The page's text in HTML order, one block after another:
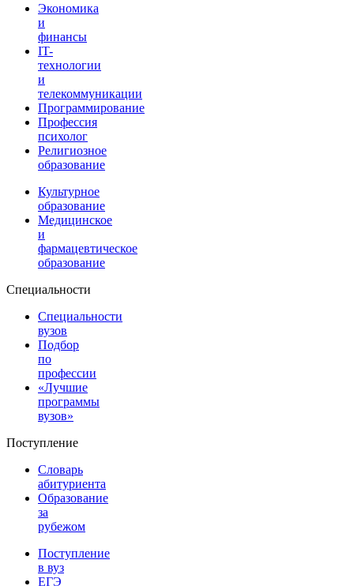
Экономика
и
финансы
IT-
технологии
и
телекоммуникации
Программирование
Профессия
психолог
Религиозное
образование
Культурное
образование
Медицинское
и
фармацевтическое
образование
Специальности
Специальности
вузов
Подбор
по
профессии
«Лучшие
программы
вузов»
Поступление
Словарь
абитуриента
Образование
за
рубежом
Поступление
в вуз
ЕГЭ